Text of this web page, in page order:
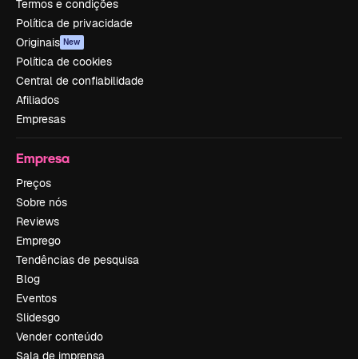
Termos e condições
Política de privacidade
Originais New
Política de cookies
Central de confiabilidade
Afiliados
Empresas
Empresa
Preços
Sobre nós
Reviews
Emprego
Tendências de pesquisa
Blog
Eventos
Slidesgo
Vender conteúdo
Sala de imprensa